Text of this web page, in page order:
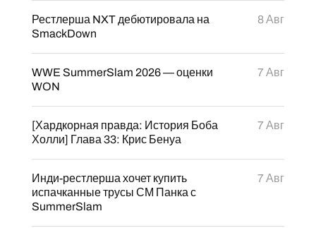
Рестлерша NXT дебютировала на
SmackDown
8 Авг
WWE SummerSlam 2026 — оценки
WON
7 Авг
[Хардкорная правда: История Боба
Холли] Глава 33: Крис Бенуа
7 Авг
Инди-рестлерша хочет купить
испачканные трусы СМ Панка с
SummerSlam
7 Авг